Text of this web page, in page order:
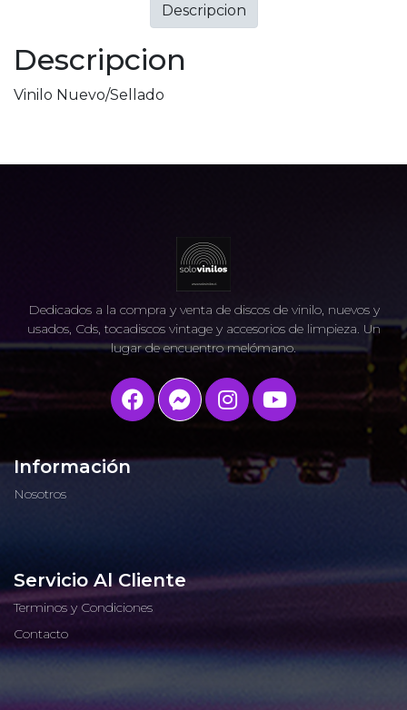
Descripcion
Vinilo Nuevo/Sellado
Descripcion
Dedicados a la compra y venta de discos de vinilo, nuevos y
usados, Cds, tocadiscos vintage y accesorios de limpieza. Un
lugar de encuentro melómano.
Información
Nosotros
Servicio Al Cliente
Terminos y Condiciones
Contacto